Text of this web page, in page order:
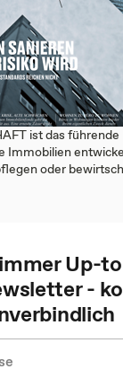
ist das führende
Immobilien
oder
Up-
-